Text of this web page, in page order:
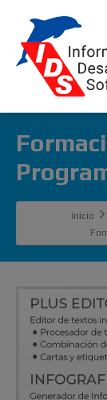
Inicio